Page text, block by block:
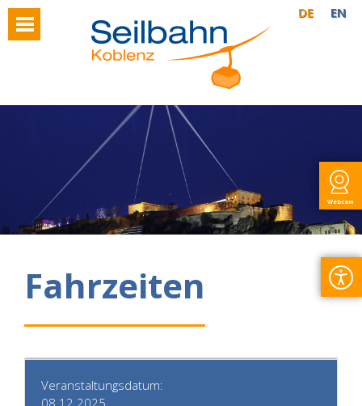
Webcam
DE EN
Fahrzeiten
Veranstaltungsdatum:
08.12.2025